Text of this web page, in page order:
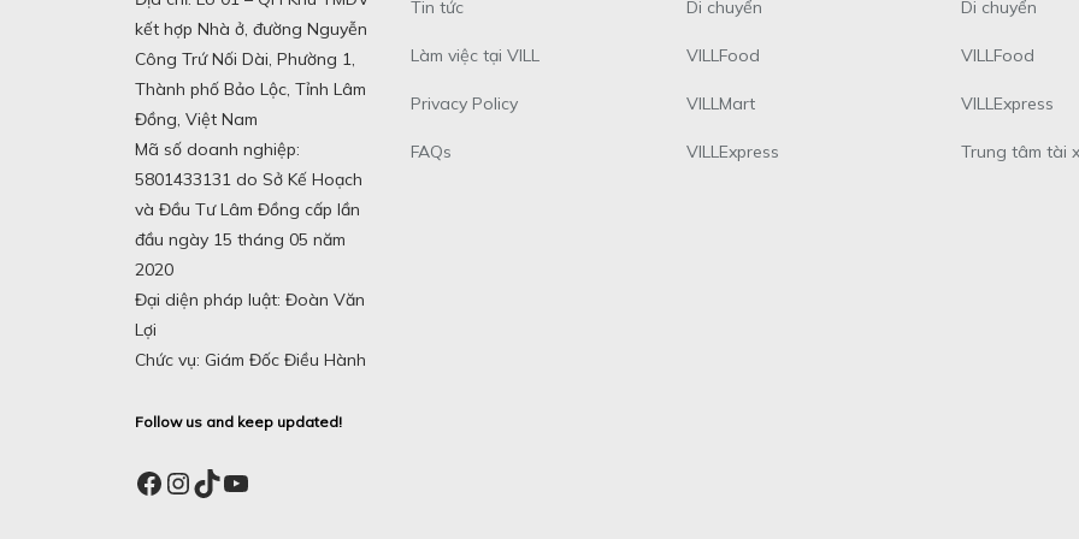
kết hợp Nhà ở, đường Nguyễn
Công Trứ Nối Dài, Phường 1,
Thành phố Bảo Lộc, Tỉnh Lâm
Đồng, Việt Nam
Mã số doanh nghiệp:
5801433131 do Sở Kế Hoạch
và Đầu Tư Lâm Đồng cấp lần
đầu ngày 15 tháng 05 năm
2020
Đại diện pháp luật: Đoàn Văn
Lợi
Chức vụ: Giám Đốc Điều Hành
Follow us and keep updated!
Facebook
Instagram
TikTok
YouTube
Tin tức
Làm việc tại VILL
Privacy Policy
FAQs
Di chuyển
VILLFood
VILLMart
VILLExpress
Di chuyển
VILLFood
VILLExpress
Trung tâm tài